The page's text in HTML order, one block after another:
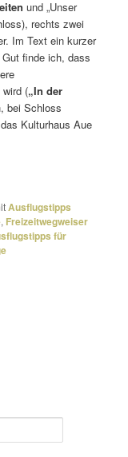
und „Unser
rechts zwei
Im Text ein kurzer
finde ich, dass
(„In der
bei Schloss
Kulturhaus Aue
Ausflugstipps
, Freizeitwegweiser
für